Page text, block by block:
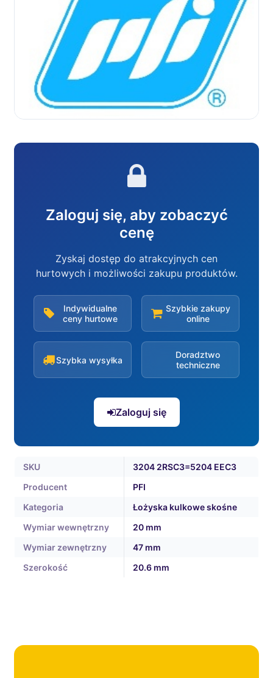
Zaloguj się, aby zobaczyć
cenę
Zyskaj dostęp do atrakcyjnych cen
hurtowych i możliwości zakupu produktów.
Indywidualne
ceny hurtowe
Szybkie zakupy
online
Szybka wysyłka
Doradztwo
techniczne
Zaloguj się
SKU
3204 2RSC3=5204 EEC3
Producent
PFI
Kategoria
Łożyska kulkowe skośne
Wymiar wewnętrzny
20 mm
Wymiar zewnętrzny
47 mm
Szerokość
20.6 mm